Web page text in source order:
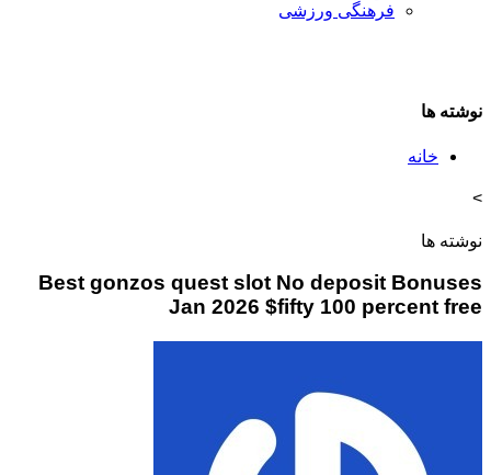
فرهنگی ورزشی
نوشته ها
خانه
>
نوشته ها
Best gonzos quest slot No deposit Bonuses
Jan 2026 $fifty 100 percent free